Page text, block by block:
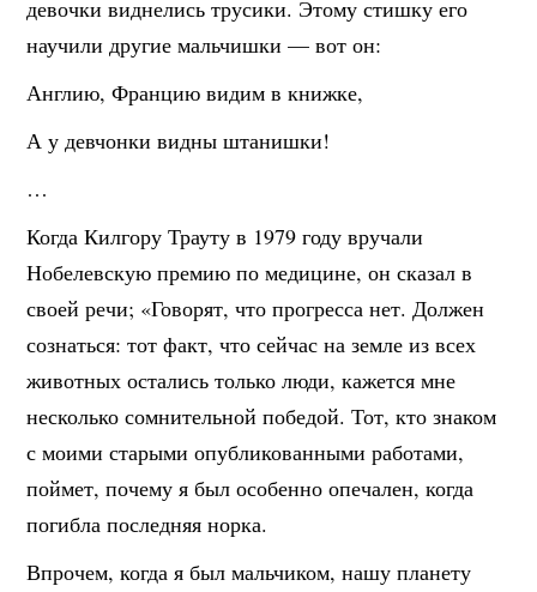
девочки виднелись трусики. Этому стишку его
научили другие мальчишки — вот он:
Англию, Францию видим в книжке,
А у девчонки видны штанишки!
…
Когда Килгору Трауту в 1979 году вручали
Нобелевскую премию по медицине, он сказал в
своей речи; «Говорят, что прогресса нет. Должен
сознаться: тот факт, что сейчас на земле из всех
животных остались только люди, кажется мне
несколько сомнительной победой. Тот, кто знаком
с моими старыми опубликованными работами,
поймет, почему я был особенно опечален, когда
погибла последняя норка.
Впрочем, когда я был мальчиком, нашу планету